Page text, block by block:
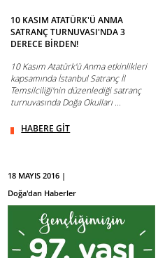
10 KASIM ATATÜRK'Ü ANMA
SATRANÇ TURNUVASI'NDA 3
DERECE BİRDEN!
10 Kasım Atatürk'ü Anma etkinlikleri
kapsamında İstanbul Satranç İl
Temsilciliği'nin düzenlediği satranç
turnuvasında Doğa Okulları ...
HABERE GİT
18 MAYIS 2016 |
Doğa'dan Haberler